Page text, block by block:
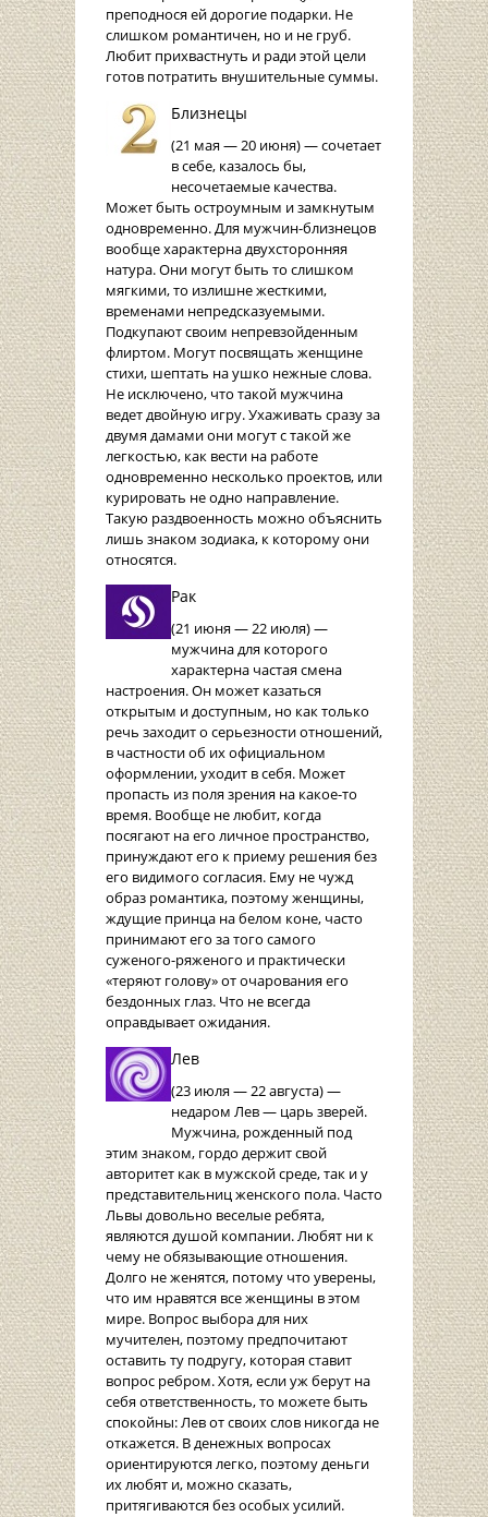
преподнося ей дорогие подарки. Не
слишком романтичен, но и не груб.
Любит прихвастнуть и ради этой цели
готов потратить внушительные суммы.
Близнецы
(21 мая — 20 июня) — сочетает
в себе, казалось бы,
несочетаемые качества.
Может быть остроумным и замкнутым
одновременно. Для мужчин-близнецов
вообще характерна двухсторонняя
натура. Они могут быть то слишком
мягкими, то излишне жесткими,
временами непредсказуемыми.
Подкупают своим непревзойденным
флиртом. Могут посвящать женщине
стихи, шептать на ушко нежные слова.
Не исключено, что такой мужчина
ведет двойную игру. Ухаживать сразу за
двумя дамами они могут с такой же
легкостью, как вести на работе
одновременно несколько проектов, или
курировать не одно направление.
Такую раздвоенность можно объяснить
лишь знаком зодиака, к которому они
относятся.
Рак
(21 июня — 22 июля) —
мужчина для которого
характерна частая смена
настроения. Он может казаться
открытым и доступным, но как только
речь заходит о серьезности отношений,
в частности об их официальном
оформлении, уходит в себя. Может
пропасть из поля зрения на какое-то
время. Вообще не любит, когда
посягают на его личное пространство,
принуждают его к приему решения без
его видимого согласия. Ему не чужд
образ романтика, поэтому женщины,
ждущие принца на белом коне, часто
принимают его за того самого
суженого-ряженого и практически
«теряют голову» от очарования его
бездонных глаз. Что не всегда
оправдывает ожидания.
Лев
(23 июля — 22 августа) —
недаром Лев — царь зверей.
Мужчина, рожденный под
этим знаком, гордо держит свой
авторитет как в мужской среде, так и у
представительниц женского пола. Часто
Львы довольно веселые ребята,
являются душой компании. Любят ни к
чему не обязывающие отношения.
Долго не женятся, потому что уверены,
что им нравятся все женщины в этом
мире. Вопрос выбора для них
мучителен, поэтому предпочитают
оставить ту подругу, которая ставит
вопрос ребром. Хотя, если уж берут на
себя ответственность, то можете быть
спокойны: Лев от своих слов никогда не
откажется. В денежных вопросах
ориентируются легко, поэтому деньги
их любят и, можно сказать,
притягиваются без особых усилий.